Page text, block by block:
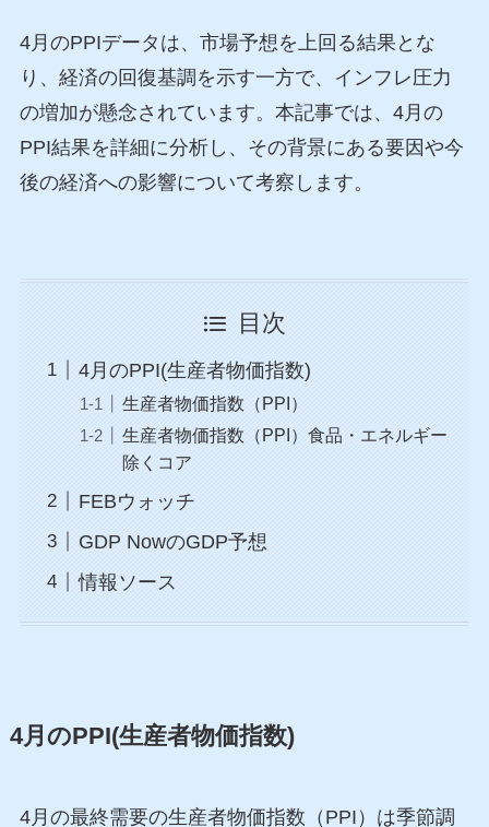
4月のPPIデータは、市場予想を上回る結果とな
り、経済の回復基調を示す一方で、インフレ圧力
の増加が懸念されています。本記事では、4月の
PPI結果を詳細に分析し、その背景にある要因や今
後の経済への影響について考察します。
目次
4月のPPI(生産者物価指数)
生産者物価指数（PPI）
生産者物価指数（PPI）食品・エネルギー
除くコア
FEBウォッチ
GDP NowのGDP予想
情報ソース
4月のPPI(生産者物価指数)
4月の最終需要の生産者物価指数（PPI）は季節調